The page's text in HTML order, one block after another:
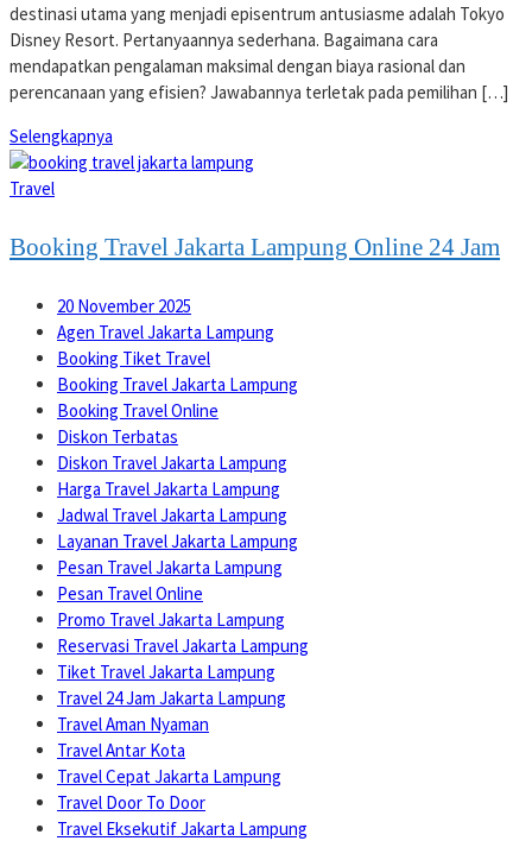
destinasi utama yang menjadi episentrum antusiasme adalah Tokyo
Disney Resort. Pertanyaannya sederhana. Bagaimana cara
mendapatkan pengalaman maksimal dengan biaya rasional dan
perencanaan yang efisien? Jawabannya terletak pada pemilihan […]
Selengkapnya
Travel
Booking Travel Jakarta Lampung Online 24 Jam
20 November 2025
Agen Travel Jakarta Lampung
Booking Tiket Travel
Booking Travel Jakarta Lampung
Booking Travel Online
Diskon Terbatas
Diskon Travel Jakarta Lampung
Harga Travel Jakarta Lampung
Jadwal Travel Jakarta Lampung
Layanan Travel Jakarta Lampung
Pesan Travel Jakarta Lampung
Pesan Travel Online
Promo Travel Jakarta Lampung
Reservasi Travel Jakarta Lampung
Tiket Travel Jakarta Lampung
Travel 24 Jam Jakarta Lampung
Travel Aman Nyaman
Travel Antar Kota
Travel Cepat Jakarta Lampung
Travel Door To Door
Travel Eksekutif Jakarta Lampung